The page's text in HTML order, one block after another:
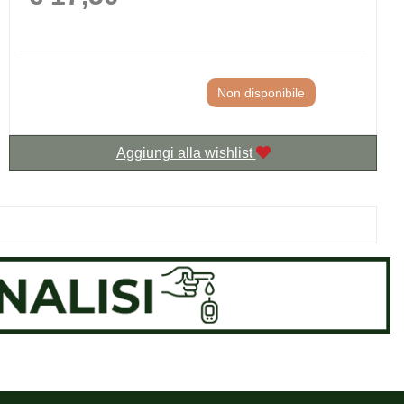
Non disponibile
Aggiungi alla wishlist